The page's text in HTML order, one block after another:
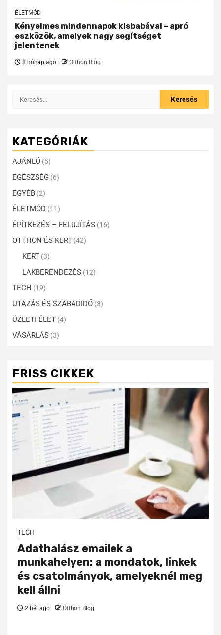
ÉLETMÓD
Kényelmes mindennapok kisbabával – apró
eszközök, amelyek nagy segítséget
jelentenek
8 hónap ago Otthon Blog
KATEGÓRIÁK
AJÁNLÓ (5)
EGÉSZSÉG (6)
EGYÉB (2)
ÉLETMÓD (11)
ÉPÍTKEZÉS – FELÚJÍTÁS (16)
OTTHON ÉS KERT (42)
KERT (3)
LAKBERENDEZÉS (12)
TECH (19)
UTAZÁS ÉS SZABADIDŐ (3)
ÜZLETI ÉLET (4)
VÁSÁRLÁS (3)
FRISS CIKKEK
TECH
Adathalász emailek a
munkahelyen: a mondatok, linkek
és csatolmányok, amelyeknél meg
kell állni
2 hét ago Otthon Blog